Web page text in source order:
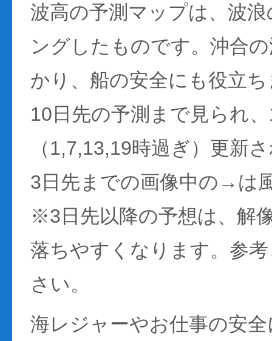
波高の予測マップは、波
ングしたものです。沖合
かり、船の安全にも役立
10日先の予測まで見られ
（1,7,13,19時過ぎ）更新
3日先までの画像中の→は
※3日先以降の予想は、解
落ちやすくなります。参
さい。
海レジャーやお仕事の安